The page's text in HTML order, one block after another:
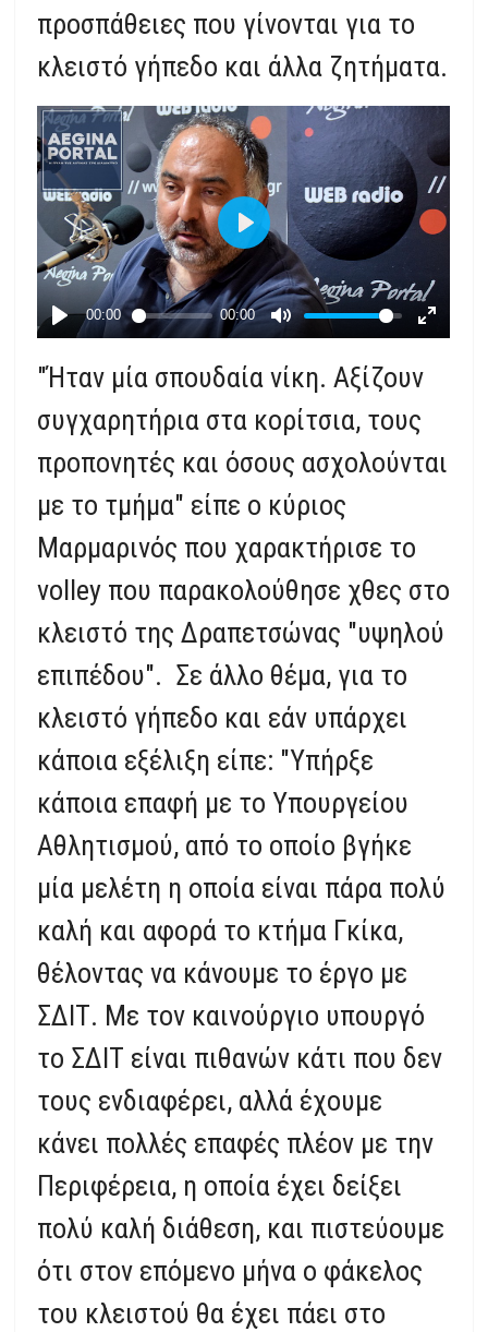
προσπάθειες που γίνονται για το
κλειστό γήπεδο και άλλα ζητήματα.
"Ήταν μία σπουδαία νίκη. Αξίζουν
συγχαρητήρια στα κορίτσια, τους
προπονητές και όσους ασχολούνται
με το τμήμα" είπε ο κύριος
Μαρμαρινός που χαρακτήρισε το
volley που παρακολούθησε χθες στο
κλειστό της Δραπετσώνας "υψηλού
επιπέδου". Σε άλλο θέμα, για το
κλειστό γήπεδο και εάν υπάρχει
κάποια εξέλιξη είπε: "Υπήρξε
κάποια επαφή με το Υπουργείου
Αθλητισμού, από το οποίο βγήκε
μία μελέτη η οποία είναι πάρα πολύ
καλή και αφορά το κτήμα Γκίκα,
θέλοντας να κάνουμε το έργο με
ΣΔΙΤ. Με τον καινούργιο υπουργό
το ΣΔΙΤ είναι πιθανών κάτι που δεν
τους ενδιαφέρει, αλλά έχουμε
κάνει πολλές επαφές πλέον με την
Περιφέρεια, η οποία έχει δείξει
πολύ καλή διάθεση, και πιστεύουμε
ότι στον επόμενο μήνα ο φάκελος
του κλειστού θα έχει πάει στο